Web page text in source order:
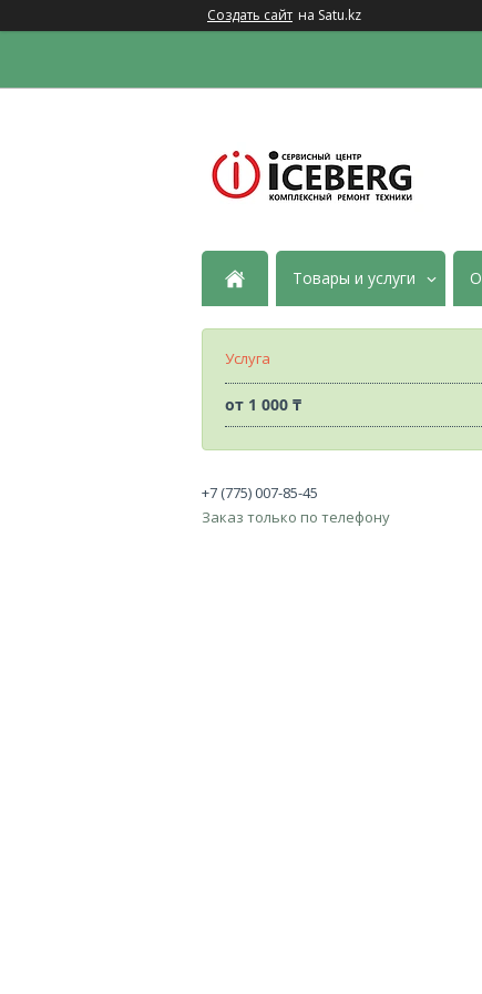
Создать сайт на Satu.kz
Товары и услуги
Услуга
от 1 000 ₸
+7 (775) 007-85-45
Заказ только по телефону